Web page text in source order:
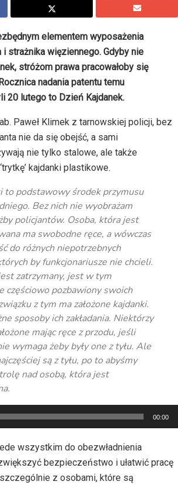
elementem wyposażenia
i strażnika więziennego. Gdyby nie
stróżom prawa pracowałoby się
nadania patentu temu
20 lutego to Dzień Kajdanek.
Paweł Klimek z tarnowskiej policji, bez
nie da się obejść, a sami
nie tylko stalowe, ale także
kajdanki plastikowe.
to podstawowy środek przymusu
Bez nich nie wyobrażam
policjantów. Osoba, która jest
ma swobodne ręce, a wówczas
do różnych niepotrzebnych
by funkcjonariusze nie chcieli.
zatrzymany, jest w tym
częściowo pozbawiony swoich
z tym ma założone kajdanki.
sposoby ich zakładania. Niektórzy
mając ręce z przodu, jeśli
wymaga żeby były one z tyłu. Ale
są z tyłu, po to abyśmy
nad osobą, która jest
00:00
wszystkim do obezwładnienia
bezpieczeństwo i ułatwić pracę
z osobami, które są